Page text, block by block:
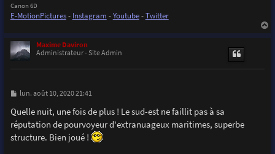
Canon 6D
E-MotionPictures- Instagram -Youtube-Twitter
Maxime Daviron
Administrateur - Site Admin
M
s
s
a
e
lun. août 10, 2020 21:41
Quelle nuit, une fois de plus ! Le sud-est ne faillit pas à sa
réputation de pourvoyeur d'extranuageux maritimes, superbe
structure. Bien joué !